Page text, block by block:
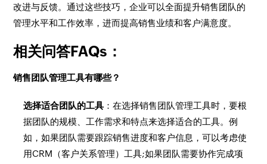
改进与反馈。通过这些技巧，企业可以全面提升销售团队的
管理水平和工作效率，进而提高销售业绩和客户满意度。
相关问答FAQs：
销售团队管理工具有哪些？
选择适合团队的工具 ：在选择销售团队管理工具时，要根
据团队的规模、工作需求和特点来选择适合的工具。例
如，如果团队需要跟踪销售进度和客户信息，可以考虑使
用CRM（客户关系管理）工具;如果团队需要协作完成项